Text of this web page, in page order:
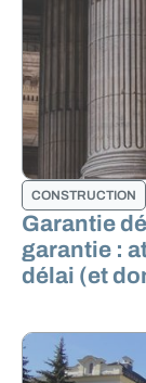
CONSTRUCTION
Garantie
garantie :
délai (et